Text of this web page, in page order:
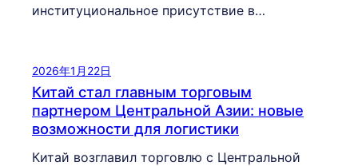
институциональное присутствие в…
2026年1月22日
Китай стал главным торговым
партнером Центральной Азии: новые
возможности для логистики
Китай возглавил торговлю с Центральной